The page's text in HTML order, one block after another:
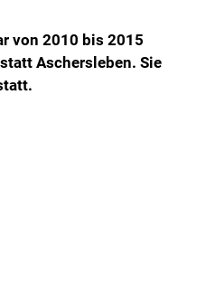
von 2010 bis 2015
Aschersleben. Sie